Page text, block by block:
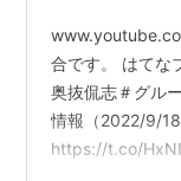
合です。 はてな
奥抜侃志＃グル
情報（2022/9/
https://t.co/